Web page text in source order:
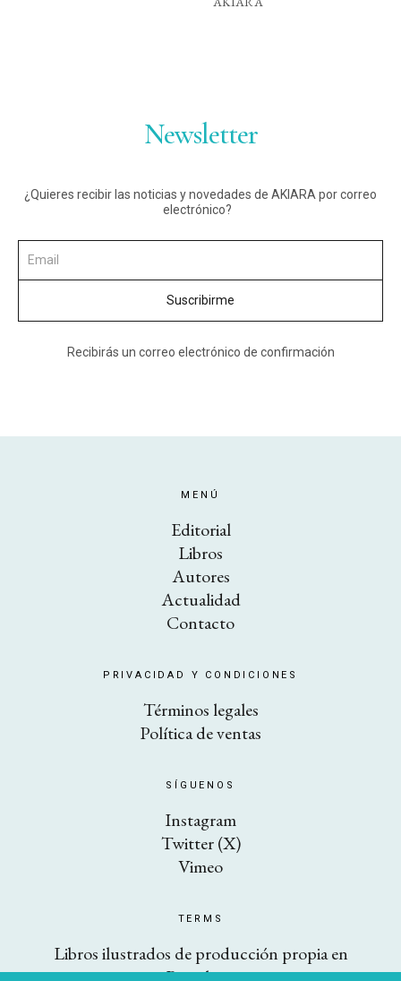
Newsletter
¿Quieres recibir las noticias y novedades de AKIARA por correo
electrónico?
Recibirás un correo electrónico de confirmación
MENÚ
Editorial
Libros
Autores
Actualidad
Contacto
PRIVACIDAD Y CONDICIONES
Términos legales
Política de ventas
SÍGUENOS
Instagram
Twitter (X)
Vimeo
TERMS
Libros ilustrados de producción propia en